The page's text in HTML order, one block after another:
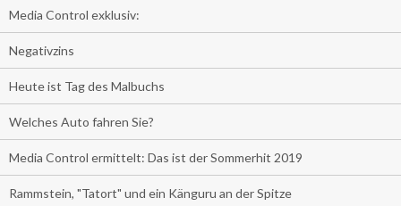
Media Control exklusiv:
Negativzins
Heute ist Tag des Malbuchs
Welches Auto fahren Sie?
Media Control ermittelt: Das ist der Sommerhit 2019
Rammstein, "Tatort" und ein Känguru an der Spitze